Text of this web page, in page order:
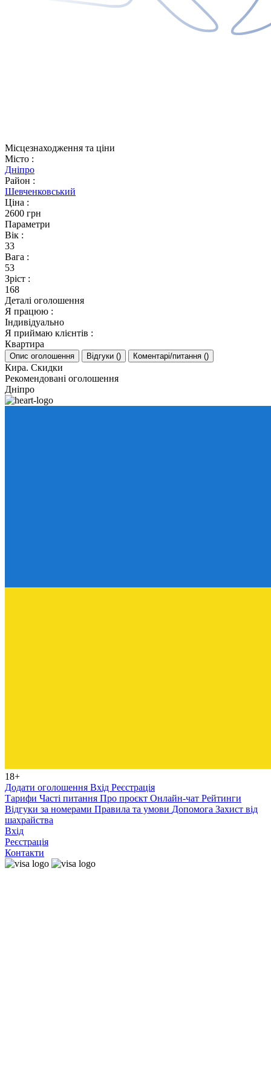
Місцезнаходження та ціни
Місто :
Дніпро
Район :
Шевченковський
Ціна :
2600 грн
Параметри
Вік :
33
Вага :
53
Зріст :
168
Деталі оголошення
Я працюю :
Індивідуально
Я приймаю клієнтів :
Квартира
Опис оголошення Відгуки () Коментарі/питання ()
Кира. Скидки
Рекомендовані оголошення
Дніпро
18+
Додати оголошення Вхід Реєстрація
Тарифи Часті питання Про проєкт Онлайн-чат Рейтинги
Відгуки за номерами Правила та умови Допомога Захист від
шахрайства
Вхід
Реєстрація
Контакти